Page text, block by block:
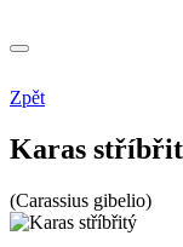
Zpět
Karas
(Carassius gibelio)